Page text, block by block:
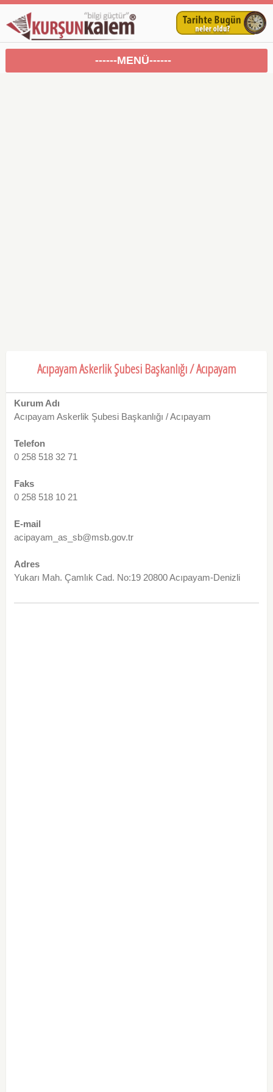
------MENÜ------
Acıpayam Askerlik Şubesi Başkanlığı / Acıpayam
Kurum Adı
Acıpayam Askerlik Şubesi Başkanlığı / Acıpayam
Telefon
0 258 518 32 71
Faks
0 258 518 10 21
E-mail
acipayam_as_sb@msb.gov.tr
Adres
Yukarı Mah. Çamlık Cad. No:19 20800 Acıpayam-Denizli